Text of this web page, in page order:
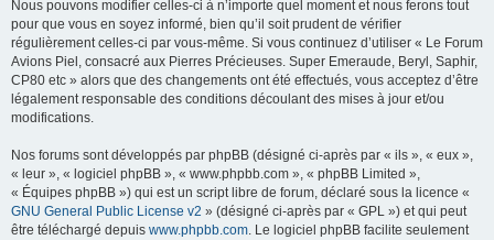
Nous pouvons modifier celles-ci à n’importe quel moment et nous ferons tout
pour que vous en soyez informé, bien qu’il soit prudent de vérifier
régulièrement celles-ci par vous-même. Si vous continuez d’utiliser « Le Forum
Avions Piel, consacré aux Pierres Précieuses. Super Emeraude, Beryl, Saphir,
CP80 etc » alors que des changements ont été effectués, vous acceptez d’être
légalement responsable des conditions découlant des mises à jour et/ou
modifications.
Nos forums sont développés par phpBB (désigné ci-après par « ils », « eux »,
« leur », « logiciel phpBB », « www.phpbb.com », « phpBB Limited »,
« Équipes phpBB ») qui est un script libre de forum, déclaré sous la licence «
GNU General Public License v2 » (désigné ci-après par « GPL ») et qui peut
être téléchargé depuis www.phpbb.com. Le logiciel phpBB facilite seulement